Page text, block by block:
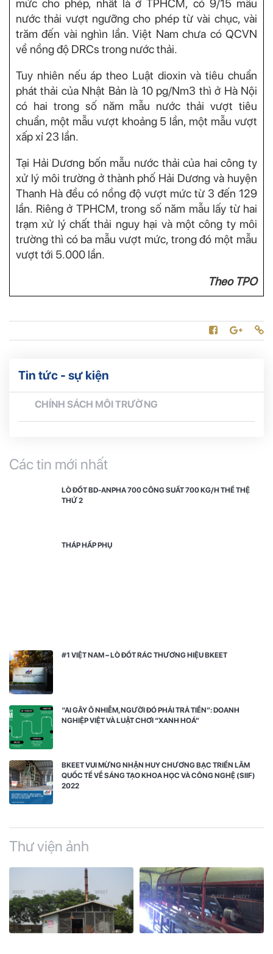
mức cho phép, nhất là ở TPHCM, có 9/15 mẫu
nước thải vượt ngưỡng cho phép từ vài chục, vài
trăm đến vài nghìn lần. Việt Nam chưa có QCVN
về nồng độ DRCs trong nước thải.
Tuy nhiên nếu áp theo Luật dioxin và tiêu chuẩn
phát thải của Nhật Bản là 10 pg/Nm3 thì ở Hà Nội
có hai trong số năm mẫu nước thải vượt tiêu
chuẩn, một mẫu vượt khoảng 5 lần, một mẫu vượt
xấp xỉ 23 lần.
Tại Hải Dương bốn mẫu nước thải của hai công ty
xử lý môi trường ở thành phố Hải Dương và huyện
Thanh Hà đều có nồng độ vượt mức từ 3 đến 129
lần. Riêng ở TPHCM, trong số năm mẫu lấy từ hai
trạm xử lý chất thải nguy hại và một công ty môi
trường thì có ba mẫu vượt mức, trong đó một mẫu
vượt tới 5.000 lần.
Theo TPO
Tin tức - sự kiện
CHÍNH SÁCH MÔI TRƯỜNG
Các tin mới nhất
LÒ ĐỐT BD-ANPHA 700 CÔNG SUẤT 700 KG/H THẾ THỆ
THỨ 2
THÁP HẤP PHỤ
#1 VIỆT NAM – LÒ ĐỐT RÁC THƯƠNG HIỆU BKEET
“AI GÂY Ô NHIỄM, NGƯỜI ĐÓ PHẢI TRẢ TIỀN”: DOANH
NGHIỆP VIỆT VÀ LUẬT CHƠI “XANH HOÁ”
BKEET VUI MỪNG NHẬN HUY CHƯƠNG BẠC TRIỂN LÃM
QUỐC TẾ VỀ SÁNG TẠO KHOA HỌC VÀ CÔNG NGHỆ (SIIF)
2022
Thư viện ảnh